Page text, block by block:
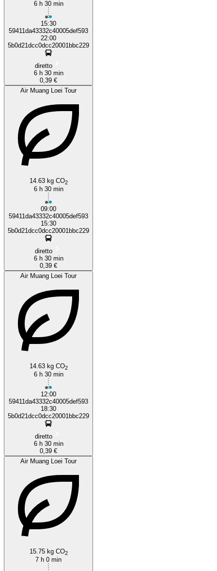
6 h 30 min
15:30
59411da43332c40005def593
22:00
5b0d21dcc0dcc20001bbc229
diretto
6 h 30 min
0,39 €
Air Muang Loei Tour
14.63 kg CO2
6 h 30 min
09:00
59411da43332c40005def593
15:30
5b0d21dcc0dcc20001bbc229
diretto
6 h 30 min
0,39 €
Air Muang Loei Tour
14.63 kg CO2
6 h 30 min
12:00
59411da43332c40005def593
18:30
5b0d21dcc0dcc20001bbc229
diretto
6 h 30 min
0,39 €
Air Muang Loei Tour
15.75 kg CO2
7 h 0 min